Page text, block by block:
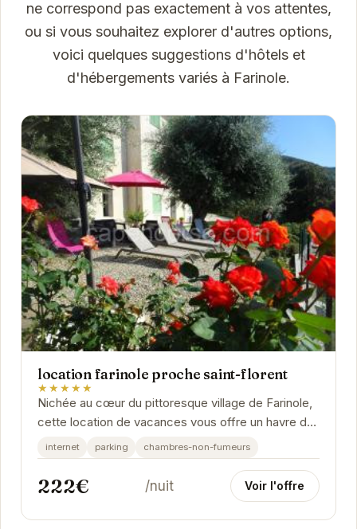
ne correspond pas exactement à vos attentes,
ou si vous souhaitez explorer d'autres options,
voici quelques suggestions d'hôtels et
d'hébergements variés à Farinole.
location farinole proche saint-florent
★★★★★
Nichée au cœur du pittoresque village de Farinole,
cette location de vacances vous offre un havre de
paix à proximité des plages et des...
internet parking chambres-non-fumeurs
222€ /nuit Voir l'offre